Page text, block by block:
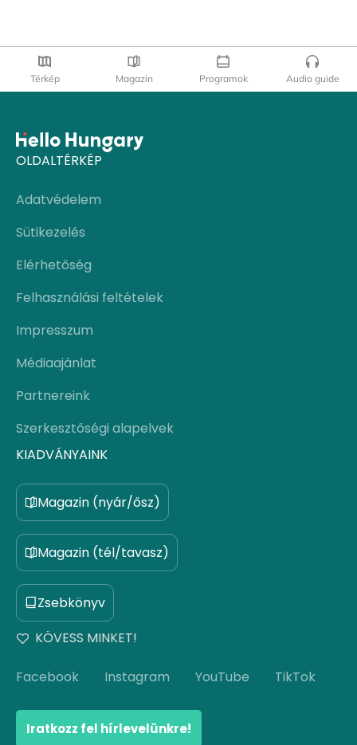
Térkép Magazin Programok Audio guide
OLDALTÉRKÉP
Adatvédelem
Sütikezelés
Elérhetőség
Felhasználási feltételek
Impresszum
Médiaajánlat
Partnereink
Szerkesztőségi alapelvek
KIADVÁNYAINK
Magazin (nyár/ősz)
Magazin (tél/tavasz)
Zsebkönyv
KÖVESS MINKET!
Facebook Instagram YouTube TikTok
Iratkozz fel hírlevelünkre!